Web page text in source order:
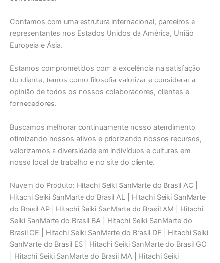
Contamos com uma estrutura internacional, parceiros e
representantes nos Estados Unidos da América, União
Europeia e Ásia.
Estamos comprometidos com a excelência na satisfação
do cliente, temos como filosofia valorizar e considerar a
opinião de todos os nossos colaboradores, clientes e
fornecedores.
Buscamos melhorar continuamente nosso atendimento
otimizando nossos ativos e priorizando nossos recursos,
valorizamos a diversidade em indivíduos e culturas em
nosso local de trabalho e no site do cliente.
Nuvem do Produto: Hitachi Seiki SanMarte do Brasil AC |
Hitachi Seiki SanMarte do Brasil AL | Hitachi Seiki SanMarte
do Brasil AP | Hitachi Seiki SanMarte do Brasil AM | Hitachi
Seiki SanMarte do Brasil BA | Hitachi Seiki SanMarte do
Brasil CE | Hitachi Seiki SanMarte do Brasil DF | Hitachi Seiki
SanMarte do Brasil ES | Hitachi Seiki SanMarte do Brasil GO
| Hitachi Seiki SanMarte do Brasil MA | Hitachi Seiki